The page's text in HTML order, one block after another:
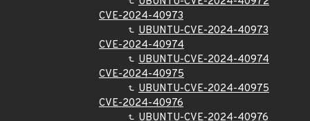
CVE-2024-40973
UBUNTU-CVE-2024-40973
CVE-2024-40974
UBUNTU-CVE-2024-40974
CVE-2024-40975
UBUNTU-CVE-2024-40975
CVE-2024-40976
UBUNTU-CVE-2024-40976